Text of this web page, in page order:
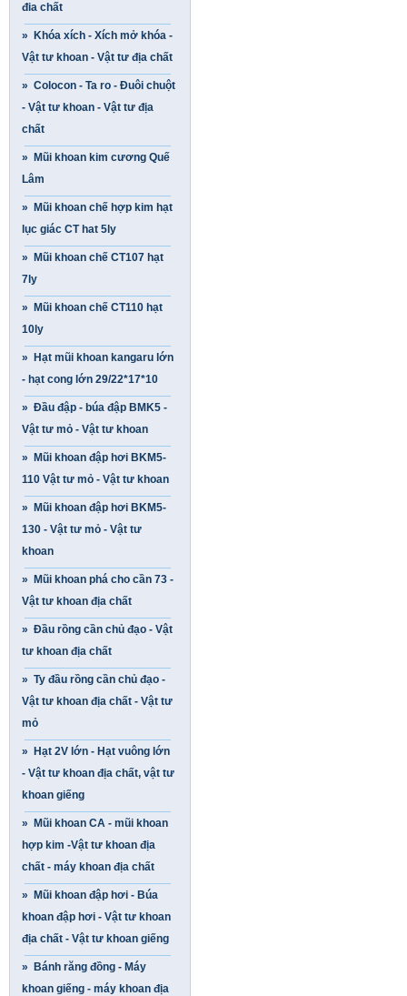
đia chất
» Khóa xích - Xích mở khóa -
Vật tư khoan - Vật tư địa chất
» Colocon - Ta ro - Đuôi chuột
- Vật tư khoan - Vật tư địa
chất
» Mũi khoan kim cương Quế
Lâm
» Mũi khoan chế hợp kim hạt
lục giác CT hat 5ly
» Mũi khoan chế CT107 hạt
7ly
» Mũi khoan chế CT110 hạt
10ly
» Hạt mũi khoan kangaru lớn
- hạt cong lớn 29/22*17*10
» Đầu đập - búa đập BMK5 -
Vật tư mỏ - Vật tư khoan
» Mũi khoan đập hơi BKM5-
110 Vật tư mỏ - Vật tư khoan
» Mũi khoan đập hơi BKM5-
130 - Vật tư mỏ - Vật tư
khoan
» Mũi khoan phá cho cần 73 -
Vật tư khoan địa chất
» Đầu rồng cần chủ đạo - Vật
tư khoan địa chất
» Ty đầu rồng cần chủ đạo -
Vật tư khoan địa chất - Vật tư
mỏ
» Hạt 2V lớn - Hạt vuông lớn
- Vật tư khoan địa chất, vật tư
khoan giếng
» Mũi khoan CA - mũi khoan
hợp kim -Vật tư khoan địa
chất - máy khoan địa chất
» Mũi khoan đập hơi - Búa
khoan đập hơi - Vật tư khoan
địa chất - Vật tư khoan giếng
» Bánh răng đồng - Máy
khoan giếng - máy khoan địa